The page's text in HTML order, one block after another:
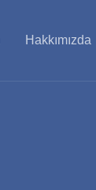
Hakkımızda